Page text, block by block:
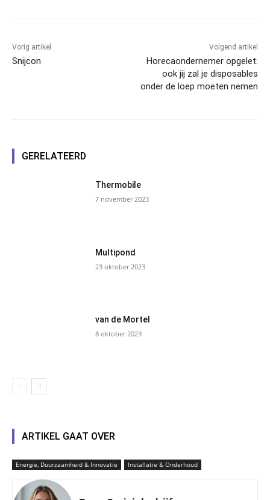
Vorig artikel
Snijcon
Volgend artikel
Horecaondernemer opgelet:
ook jij zal je disposables
onder de loep moeten nemen
GERELATEERD
Thermobile
7 november 2023
Multipond
23 oktober 2023
van de Mortel
8 oktober 2023
ARTIKEL GAAT OVER
Energie, Duurzaamheid & Innovatie Installatie & Onderhoud